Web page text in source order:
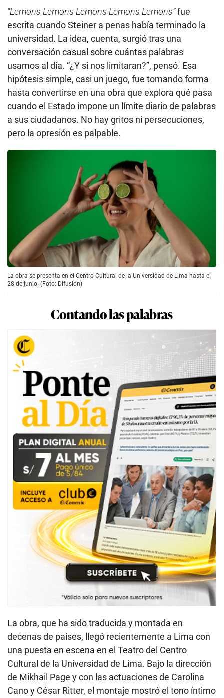
“Lemons Lemons Lemons Lemons Lemons”fue
escrita cuando Steiner a penas había terminado la
universidad. La idea, cuenta, surgió tras una
conversación casual sobre cuántas palabras
usamos al día. “¿Y si nos limitaran?”, pensó. Esa
hipótesis simple, casi un juego, fue tomando forma
hasta convertirse en una obra que explora qué pasa
cuando el Estado impone un límite diario de palabras
a sus ciudadanos. No hay gritos ni persecuciones,
pero la opresión es palpable.
La obra se presenta en el Centro Cultural de la Universidad de Lima hasta el
28 de junio. (Foto: Difusión)
Contando las palabras
La obra, que ha sido traducida y montada en
decenas de países, llegó recientemente a Lima con
una puesta en escena en el Teatro del Centro
Cultural de la Universidad de Lima. Bajo la dirección
de Mikhail Page y con las actuaciones de Carolina
Cano y César Ritter, el montaje mostró el tono íntimo